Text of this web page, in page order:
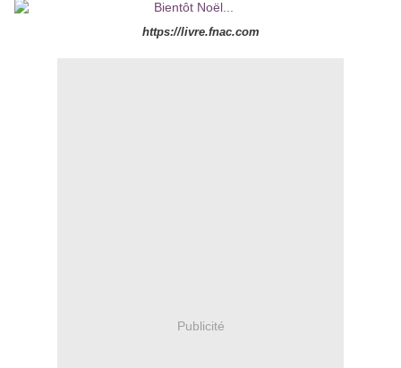
https://livre.fnac.com
Publicité